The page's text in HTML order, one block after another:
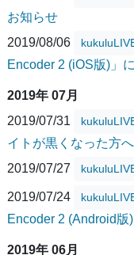
お知らせ
2019/08/06
Encoder 2 (iOS版)」
2019年 07月
2019/07/31
イトが黒くなった方へ
2019/07/27
2019/07/24
Encoder 2 (Android
2019年 06月